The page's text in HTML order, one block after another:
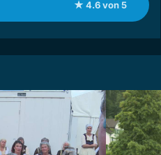
★ 4.6 von 5